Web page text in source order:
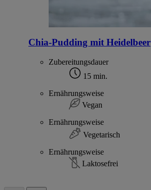
Chia-Pudding mit Heidelbeer
Zubereitungsdauer
15 min.
Ernährungsweise
Vegan
Ernährungsweise
Vegetarisch
Ernährungsweise
Laktosefrei